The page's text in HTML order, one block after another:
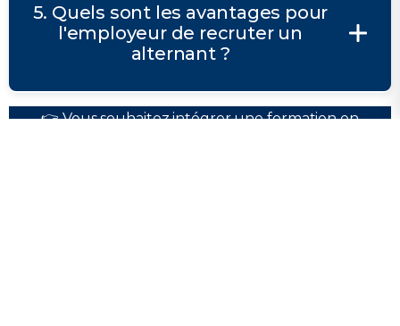
5. Quels sont les avantages pour
l'employeur de recruter un
alternant ?
👉 Vous souhaitez intégrer une formation en